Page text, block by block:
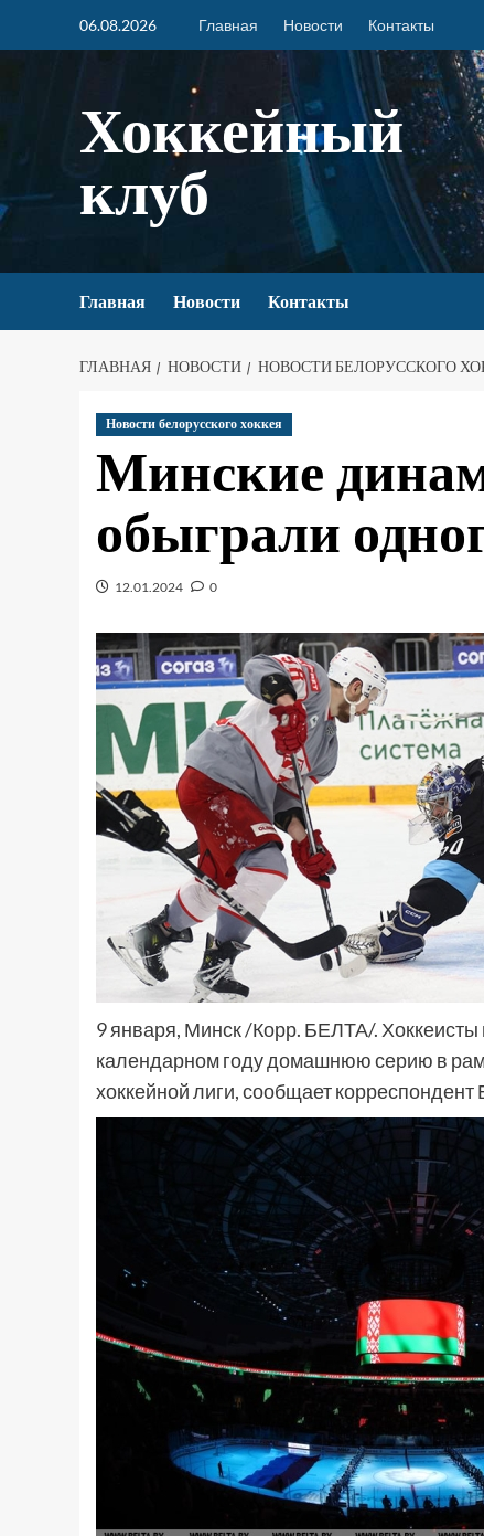
06.08.2026 Главная Новости Контакты
Хоккейный
клуб
Главная Новости Контакты
ГЛАВНАЯ НОВОСТИ НОВОСТИ БЕЛОРУССКОГО
Новости белорусского хоккея
Минские
обыграли
12.01.2024 0
9 января, Минск /Корр. БЕЛТА/.
календарном году домашнюю серию в
хоккейной лиги, сообщает